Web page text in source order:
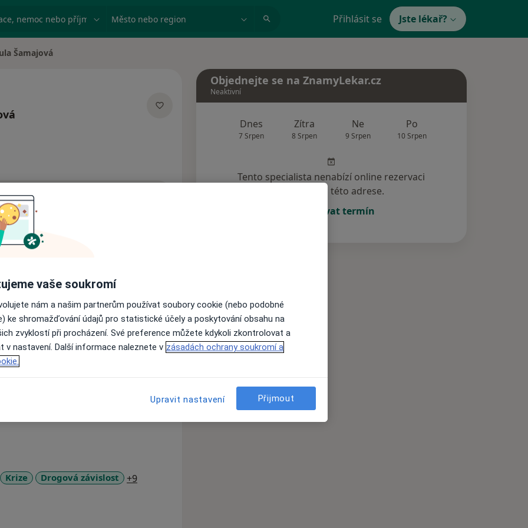
nemoc nebo příjmení Město nebo region Přihlásit se Jste lékař?
Šamajová
Adresy
terapeutka KBT a výzkumná
především individuální poradenství a
s dětmi a krizovou intervenci.
cestě a rozvíjení jeho osobního
jak smysluplně žít a prožívat
klienta, překonávání případných
Krize Drogová závislost +9a11y_sr_more_diseases
Objednejte se na ZnamyLekar.cz
Neaktivní
Dnes
7 Srpen
Zítra
8 Srpen
Ne
9 Srpen
Po
10 Srpen
Tento specialista nenabízí online rezervaci
termínu na této adrese.
Rezervovat termín
vaše soukromí
nám a našim partnerům používat soubory cookie (nebo podobné
ke shromažďování údajů pro statistické účely a poskytování obsahu na
zvyklostí při procházení. Své preference můžete kdykoli zkontrolovat a
v nastavení. Další informace naleznete v zásadách ochrany soukromí a
Upravit nastavení Přijmout